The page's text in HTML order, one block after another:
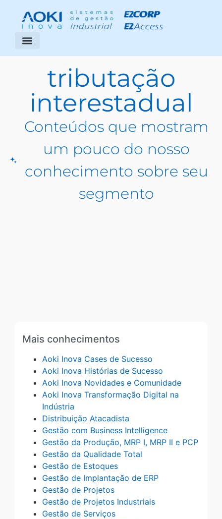
tributação
interestadual
Conteúdos que mostram
um pouco do nosso
conhecimento sobre seu
segmento
Mais conhecimentos
Aoki Inova Cases de Sucesso
Aoki Inova Histórias de Sucesso
Aoki Inova Novidades e Comunidade
Aoki Inova Transformação Digital na
Indústria
Distribuição Atacadista
Gestão com Business Intelligence
Gestão da Produção, MRP I, MRP II e PCP
Gestão da Qualidade Total
Gestão de Estoques
Gestão de Implantação de ERP
Gestão de Projetos
Gestão de Projetos Industriais
Gestão de Serviços